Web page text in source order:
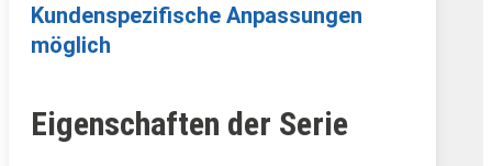
Kundenspezifische Anpassungen
möglich
Eigenschaften der Serie